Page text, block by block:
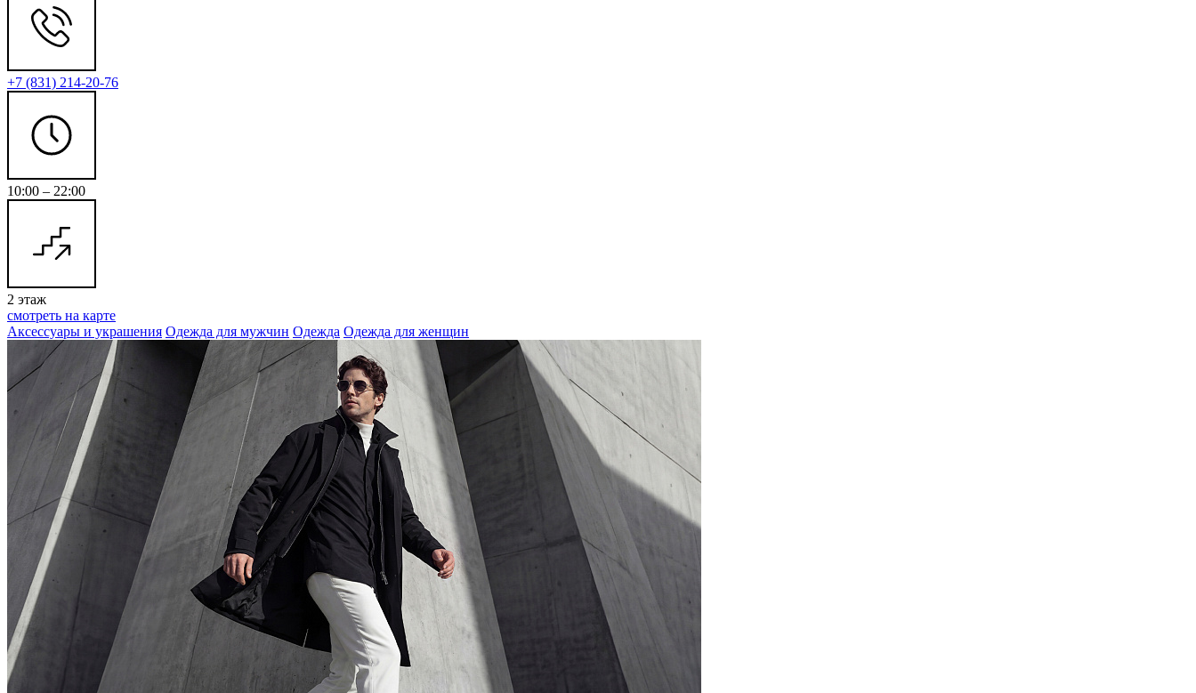
+7 (831) 214-20-76
10:00 – 22:00
2 этаж
смотреть на карте
Аксессуары и украшения Одежда для мужчин Одежда Одежда для женщин